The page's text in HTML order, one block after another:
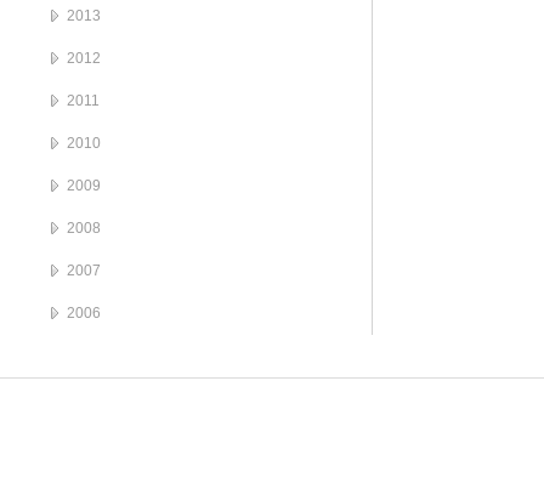
2013
2012
2011
2010
2009
2008
2007
2006